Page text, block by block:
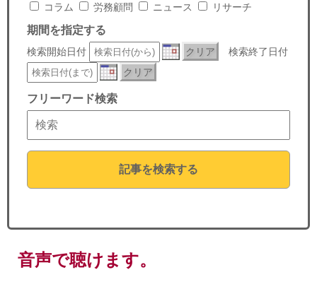
ＩＴ
飲食店情報
コラム
労務顧問 ニュース リサーチ
期間を指定する
検索開始日付 クリア
検索終了日付
クリア
フリーワード検索
記事を検索する
音声で聴けます。